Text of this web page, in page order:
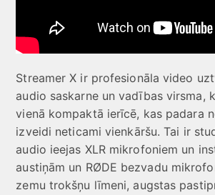
Streamer X ir profesionāla video
audio saskarne un vadības virsma,
vienā kompaktā ierīcē, kas padara
izveidi neticami vienkāršu. Tai ir
audio ieejas XLR mikrofoniem un
austiņām un RØDE bezvadu
zemu trokšņu līmeni, augstas